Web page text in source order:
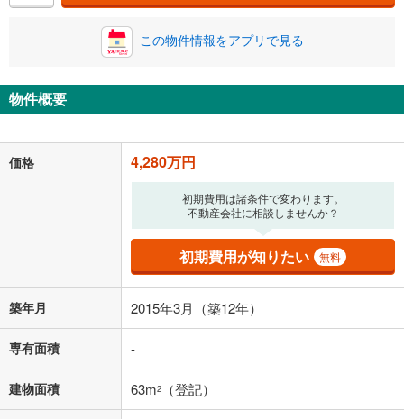
0円
ナス時の増額分（1回分）を入力してください。
ボーナス払いの限度額は金融機関によって異なります。
閉じる
111,102円/月
「金利」については、ご利用を予定されている金融機関等にご確認の
上、ご自身での入力をお願いいたします。初期設定で自動入力されてい
る値は、実際の金融機関等における貸出金利とは何ら関係がなく、実際
の金融機関等における貸出金利を何ら保証するものではありません。返
済方法「元利均等返済」にて算出しております。入力された金利を35年
適用した場合の計算結果を表示しています。
その他月額費用や、初期費用がかかります。ご注意ください。実際にお
借り入れの際は各金融機関等に、必ずご自身でご確認をお願いいたしま
不動産会社に購入相談をする
この物件情報をアプリで見る
物件概要
価格 4,280万円
初期費用は諸条件で変わります。
不動産会社に相談しませんか？
初期費用が知りたい 無料
築年月 2015年3月（築12年）
専有面積 -
建物面積 63m2 （登記）